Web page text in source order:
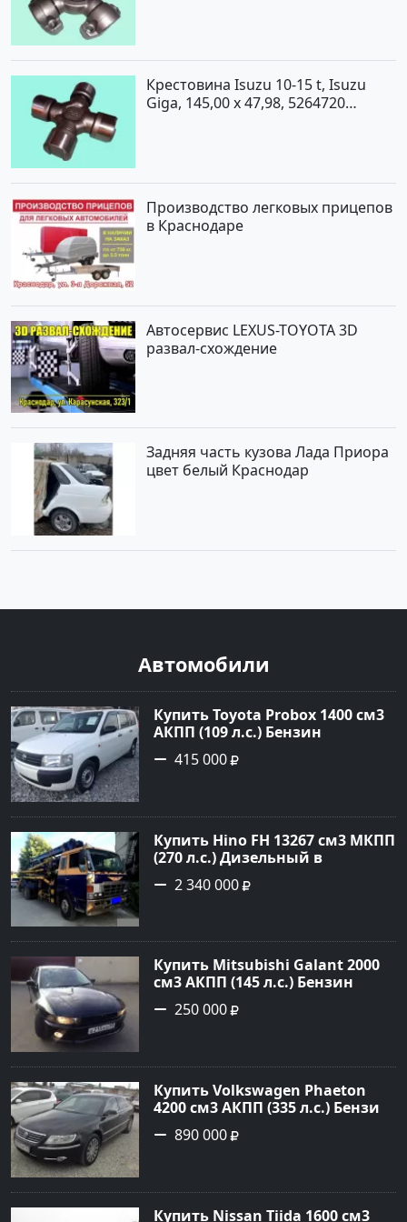
Крестовина Isuzu 10-15 t, Isuzu
Giga, 145,00 x 47,98, 5264720
Производство легковых прицепов
в Краснодаре
Автосервис LEXUS-TOYOTA 3D
развал-схождение
Задняя часть кузова Лада Приора
цвет белый Краснодар
Автомобили
Купить Toyota Probox 1400 см3
АКПП (109 л.с.) Бензин
инжектор в Новороссийск:
цвет белый Универсал 2010
Авторынок23
415 000
Купить Hino FH 13267 см3 МКПП
(270 л.с.) Дизельный в
г.Краснодар: цвет Синий
Грузовые шасси 1992 года по
Авторынок23
2 340 000
Купить Mitsubishi Galant 2000
см3 АКПП (145 л.с.) Бензин
инжектор в Краснодар: цвет
черный Седан 2000 года по
Авторынок23
250 000
Купить Volkswagen Phaeton
4200 см3 АКПП (335 л.с.) Бензин
инжектор в Новороссийск:
цвет черный металлик Седан
сайте Авторынок23
890 000
Купить Nissan Tiida 1600 см3